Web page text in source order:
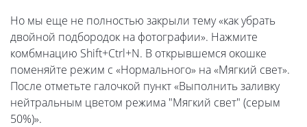
Но мы еще не полностью закрыли тему «как убрать
двойной подбородок на фотографии». Нажмите
комбмнацию Shift+Ctrl+N. В открывшемся окошке
поменяйте режим с «Нормального» на «Мягкий свет».
После отметьте галочкой пункт «Выполнить заливку
нейтральным цветом режима "Мягкий свет" (серым
50%)».